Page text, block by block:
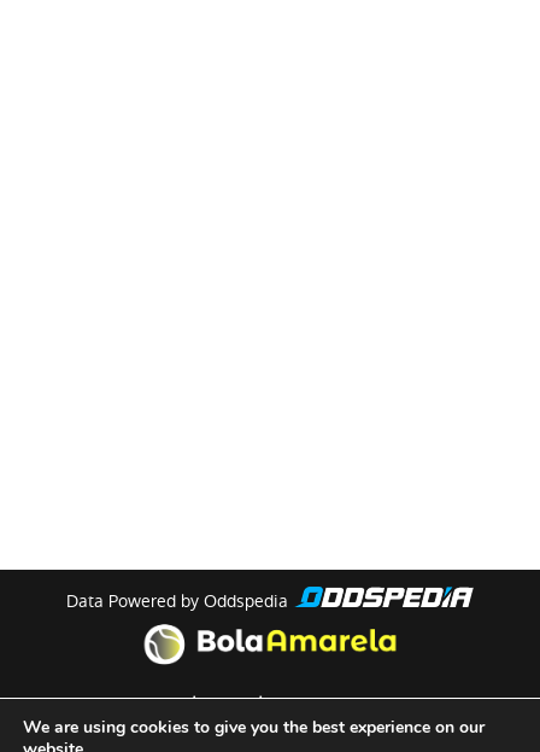
Data Powered by Oddspedia
theme bymeow
We are using cookies to give you the best experience on our